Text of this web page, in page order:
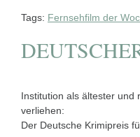
Tags: Fernsehfilm der
Institution als ältester und
verliehen:
Der Deutsche Krimipreis